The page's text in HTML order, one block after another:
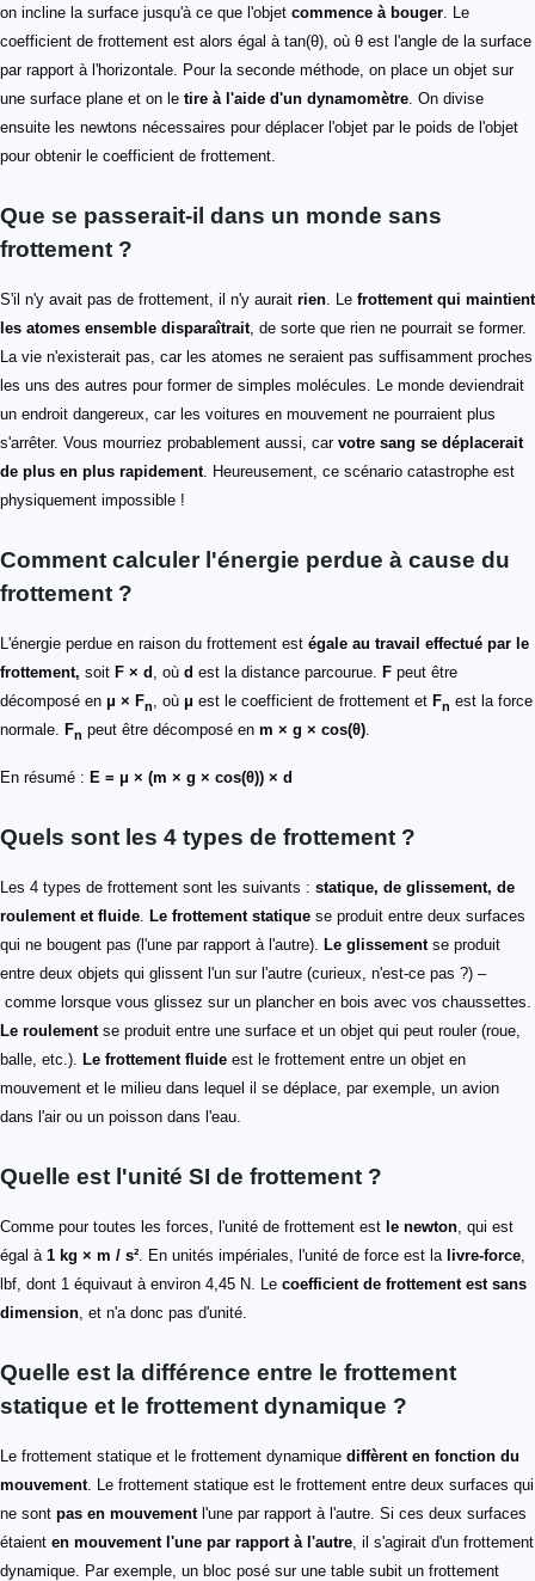
on incline la surface jusqu'à ce que l'objet commence à bouger. Le
coefficient de frottement est alors égal à tan(θ), où θ est l'angle de la surface
par rapport à l'horizontale. Pour la seconde méthode, on place un objet sur
une surface plane et on le tire à l'aide d'un dynamomètre. On divise
ensuite les newtons nécessaires pour déplacer l'objet par le poids de l'objet
pour obtenir le coefficient de frottement.
Que se passerait-il dans un monde sans
frottement ?
S'il n'y avait pas de frottement, il n'y aurait rien. Le frottement qui maintient
les atomes ensemble disparaîtrait, de sorte que rien ne pourrait se former.
La vie n'existerait pas, car les atomes ne seraient pas suffisamment proches
les uns des autres pour former de simples molécules. Le monde deviendrait
un endroit dangereux, car les voitures en mouvement ne pourraient plus
s'arrêter. Vous mourriez probablement aussi, car votre sang se déplacerait
de plus en plus rapidement. Heureusement, ce scénario catastrophe est
physiquement impossible !
Comment calculer l'énergie perdue à cause du
frottement ?
L'énergie perdue en raison du frottement est égale au travail effectué par le
frottement, soit F × d , où d est la distance parcourue. F peut être
décomposé en μ × Fn, où μ est le coefficient de frottement et Fn est la force
normale. Fn peut être décomposé en m × g × cos(θ).
En résumé : E = μ × (m × g × cos(θ)) × d
Quels sont les 4 types de frottement ?
Les 4 types de frottement sont les suivants : statique, de glissement, de
roulement et fluide. Le frottement statique se produit entre deux surfaces
qui ne bougent pas (l'une par rapport à l'autre). Le glissementse produit
entre deux objets qui glissent l'un sur l'autre (curieux, n'est-ce pas ?) –
comme lorsque vous glissez sur un plancher en bois avec vos chaussettes.
Le roulementse produit entre une surface et un objet qui peut rouler (roue,
balle, etc.). Le frottement fluide est le frottement entre un objet en
mouvement et le milieu dans lequel il se déplace, par exemple, un avion
dans l'air ou un poisson dans l'eau.
Quelle est l'unité SI de frottement ?
Comme pour toutes les forces, l'unité de frottement est le newton, qui est
égal à 1 kg × m / s². En unités impériales, l'unité de force est la livre-force,
lbf, dont 1 équivaut à environ 4,45 N. Le coefficient de frottement est sans
dimension, et n'a donc pas d'unité.
Quelle est la différence entre le frottement
statique et le frottement dynamique ?
Le frottement statique et le frottement dynamique diffèrent en fonction du
mouvement. Le frottement statique est le frottement entre deux surfaces qui
ne sont pas en mouvementl'une par rapport à l'autre. Si ces deux surfaces
étaient en mouvement l'une par rapport à l'autre, il s'agirait d'un frottement
dynamique. Par exemple, un bloc posé sur une table subit un frottement